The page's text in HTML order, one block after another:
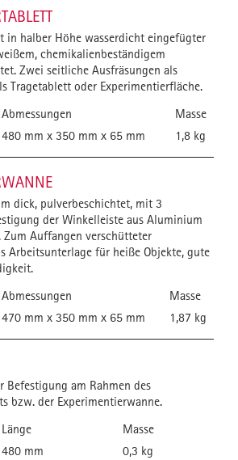
in halber Höhe wasserdicht eingefügter
chemikalienbeständigem
Zwei seitliche Ausfräsungen als
Tragetablett oder Experimentierfläche.
Abmessungen
Masse
480 mm x 350 mm x 65 mm 1,8 kg
dick, pulverbeschichtet, mit 3
der Winkelleiste aus Aluminium
Auffangen verschütteter
Arbeitsunterlage für heiße Objekte, gute
Abmessungen
Masse
470 mm x 350 mm x 65 mm 1,87 kg
Befestigung am Rahmen des
bzw. der Experimentierwanne.
Länge
Masse
480 mm 0,3 kg